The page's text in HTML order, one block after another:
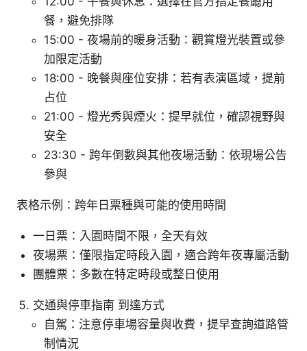
餐，避免排隊
15:00 - 夜場前的暖身活動：觀賞燈光裝置或參
加限定活動
18:00 - 晚餐與座位安排：若有表演區域，提前
占位
21:00 - 燈光秀與煙火：提早就位，確認視野與
安全
23:30 - 跨年倒數與其他夜場活動：依現場公告
參與
表格示例：跨年日票種與可能的使用時間
一日票：入園時間不限，全天有效
夜場票：僅限指定時段入園，適合跨年夜專屬活動
團體票：多數在特定時段或整日使用
交通與停車指南 到達方式
自駕：注意停車場容量與收費，提早查詢道路管
制情況